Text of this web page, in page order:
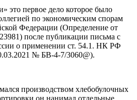
первое дело которое было
по экономическим спорам
Федерации (Определение от
после публикации письма с
о применении ст. 54.1. НК РФ
№ БВ-4-7/3060@).
производством хлебобулочных
он нанимал отдельные